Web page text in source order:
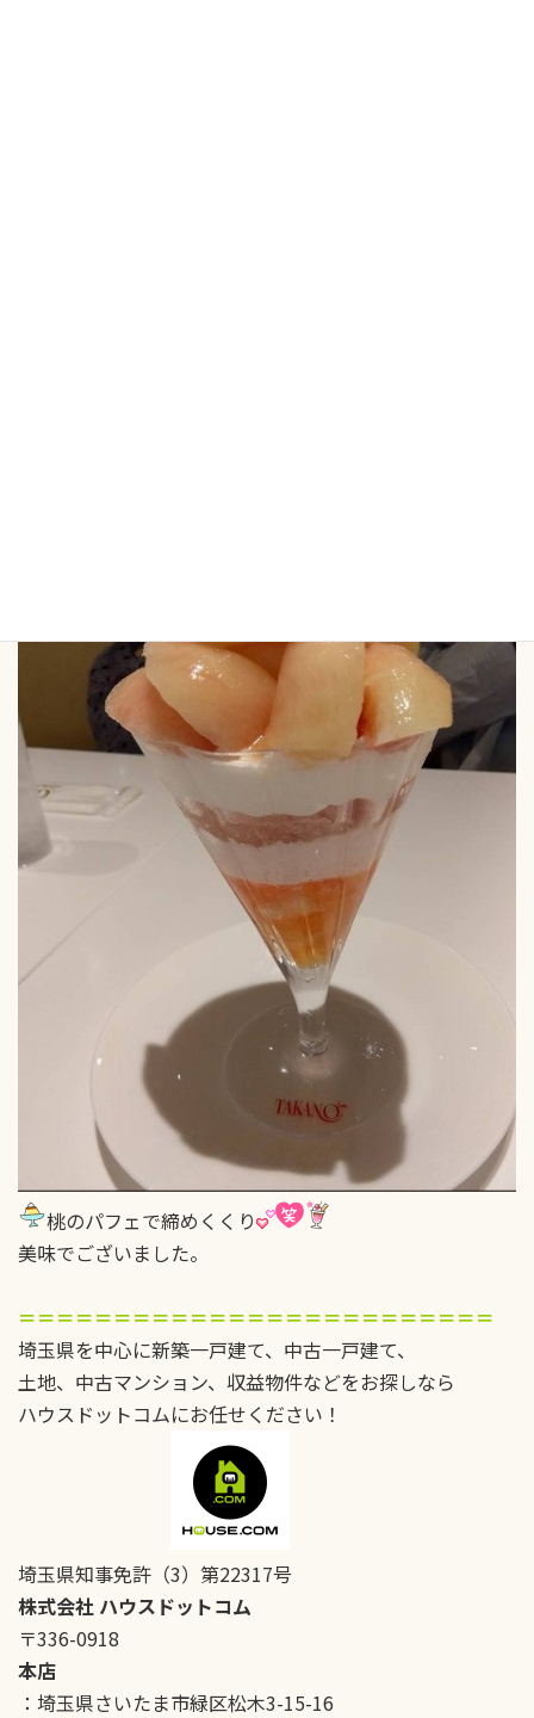
桃のパフェで締めくくり
美味でございました。
＝＝＝＝＝＝＝＝＝＝＝＝＝＝＝＝＝＝＝＝＝＝＝＝＝
埼玉県を中心に新築一戸建て、中古一戸建て、
土地、中古マンション、収益物件などをお探しなら
ハウスドットコムにお任せください！
埼玉県知事免許（3）第22317号
株式会社 ハウスドットコム
〒336-0918
本店
：埼玉県さいたま市緑区松木3-15-16